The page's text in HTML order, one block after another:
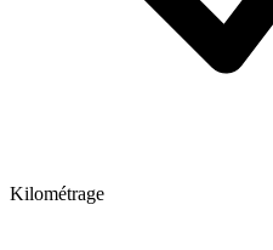
Kilométrage